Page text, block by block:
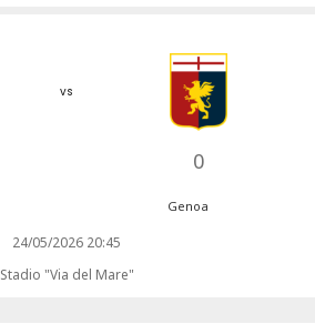
vs
0
Genoa
24/05/2026 20:45
Stadio "Via del Mare"